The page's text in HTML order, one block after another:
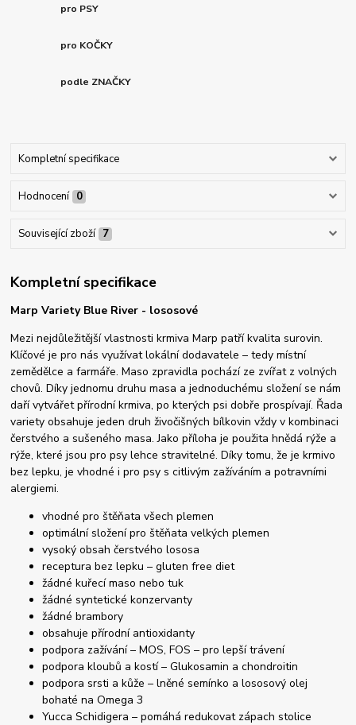
pro PSY
pro KOČKY
podle ZNAČKY
Kompletní specifikace
Hodnocení 0
Související zboží 7
Kompletní specifikace
Marp Variety Blue River - lososové
Mezi nejdůležitější vlastnosti krmiva Marp patří kvalita surovin.
Klíčové je pro nás využívat lokální dodavatele – tedy místní
zemědělce a farmáře. Maso zpravidla pochází ze zvířat z volných
chovů. Díky jednomu druhu masa a jednoduchému složení se nám
daří vytvářet přírodní krmiva, po kterých psi dobře prospívají. Řada
variety obsahuje jeden druh živočišných bílkovin vždy v kombinaci
čerstvého a sušeného masa. Jako příloha je použita hnědá rýže a
rýže, které jsou pro psy lehce stravitelné. Díky tomu, že je krmivo
bez lepku, je vhodné i pro psy s citlivým zažíváním a potravními
alergiemi.
vhodné pro štěňata všech plemen
optimální složení pro štěňata velkých plemen
vysoký obsah čerstvého lososa
receptura bez lepku – gluten free diet
žádné kuřecí maso nebo tuk
žádné syntetické konzervanty
žádné brambory
obsahuje přírodní antioxidanty
podpora zažívání – MOS, FOS – pro lepší trávení
podpora kloubů a kostí – Glukosamin a chondroitin
podpora srsti a kůže – lněné semínko a lososový olej
bohaté na Omega 3
Yucca Schidigera – pomáhá redukovat zápach stolice